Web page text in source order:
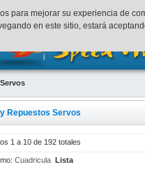
Finalizar Compra
Repuestos Servos
1 a 10 de 192 totales
Cuadricula Lista
para mejorar su experiencia de
en este sitio, estará